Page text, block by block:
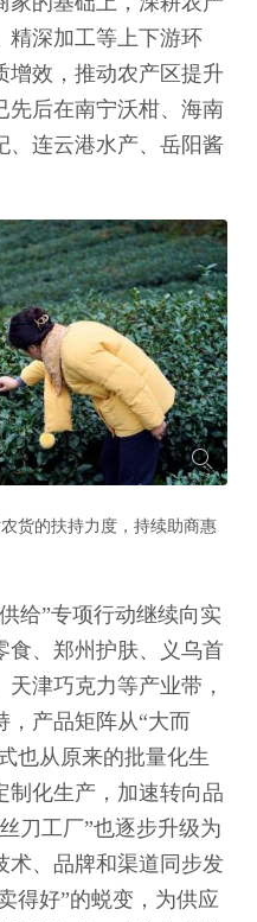
精深加工等上下游环
增效，推动农产区提升
先后在南宁沃柑、海南
、连云港水产、岳阳酱
货的扶持力度，持续助商惠
给”专项行动继续向实
食、郑州护肤、义乌首
津巧克力等产业带，
，产品矩阵从“大而
也从原来的批量化生
制化生产，加速转向品
刀工厂”也逐步升级为
术、品牌和渠道同步发
得好”的蜕变，为供应